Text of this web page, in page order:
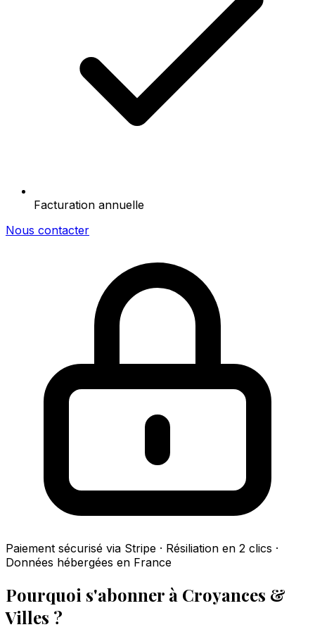
Facturation annuelle
Nous contacter
Paiement sécurisé via Stripe · Résiliation en 2 clics ·
Données hébergées en France
Pourquoi s'abonner à Croyances &
Villes ?